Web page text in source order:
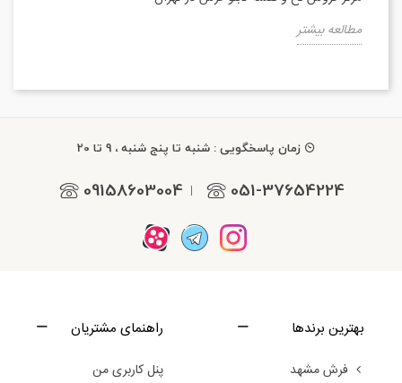
مطالعه بیشتر
زمان پاسخگویی : شنبه تا پنج شنبه ، 9 تا 20
051-37654224
|
09158603004
بهترین برندها
فرش مشهد
راهنمای مشتریان
پنل کاربری من